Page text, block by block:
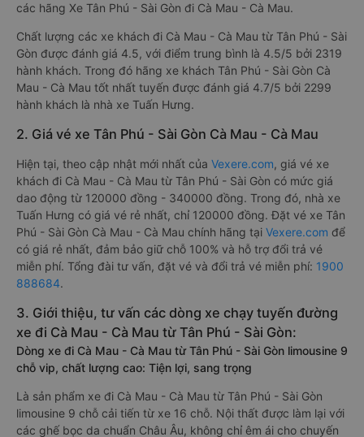
các hãng Xe Tân Phú - Sài Gòn đi Cà Mau - Cà Mau.
Chất lượng các xe khách đi Cà Mau - Cà Mau từ Tân Phú - Sài
Gòn được đánh giá 4.5, với điểm trung bình là 4.5/5 bởi 2319
hành khách. Trong đó hãng xe khách Tân Phú - Sài Gòn Cà
Mau - Cà Mau tốt nhất tuyến được đánh giá 4.7/5 bởi 2299
hành khách là nhà xe Tuấn Hưng.
2. Giá vé xe Tân Phú - Sài Gòn Cà Mau - Cà Mau
Hiện tại, theo cập nhật mới nhất của Vexere.com, giá vé xe
khách đi Cà Mau - Cà Mau từ Tân Phú - Sài Gòn có mức giá
dao động từ 120000 đồng - 340000 đồng. Trong đó, nhà xe
Tuấn Hưng có giá vé rẻ nhất, chỉ 120000 đồng. Đặt vé xe Tân
Phú - Sài Gòn Cà Mau - Cà Mau chính hãng tại Vexere.com để
có giá rẻ nhất, đảm bảo giữ chỗ 100% và hỗ trợ đổi trả vé
miễn phí. Tổng đài tư vấn, đặt vé và đổi trả vé miễn phí: 1900
888684.
3. Giới thiệu, tư vấn các dòng xe chạy tuyến đường
xe đi Cà Mau - Cà Mau từ Tân Phú - Sài Gòn:
Dòng xe đi Cà Mau - Cà Mau từ Tân Phú - Sài Gòn limousine 9
chỗ vip, chất lượng cao: Tiện lợi, sang trọng
Là sản phẩm xe đi Cà Mau - Cà Mau từ Tân Phú - Sài Gòn
limousine 9 chỗ cải tiến từ xe 16 chỗ. Nội thất được làm lại với
các ghế bọc da chuẩn Châu Âu, không chỉ êm ái cho chuyến